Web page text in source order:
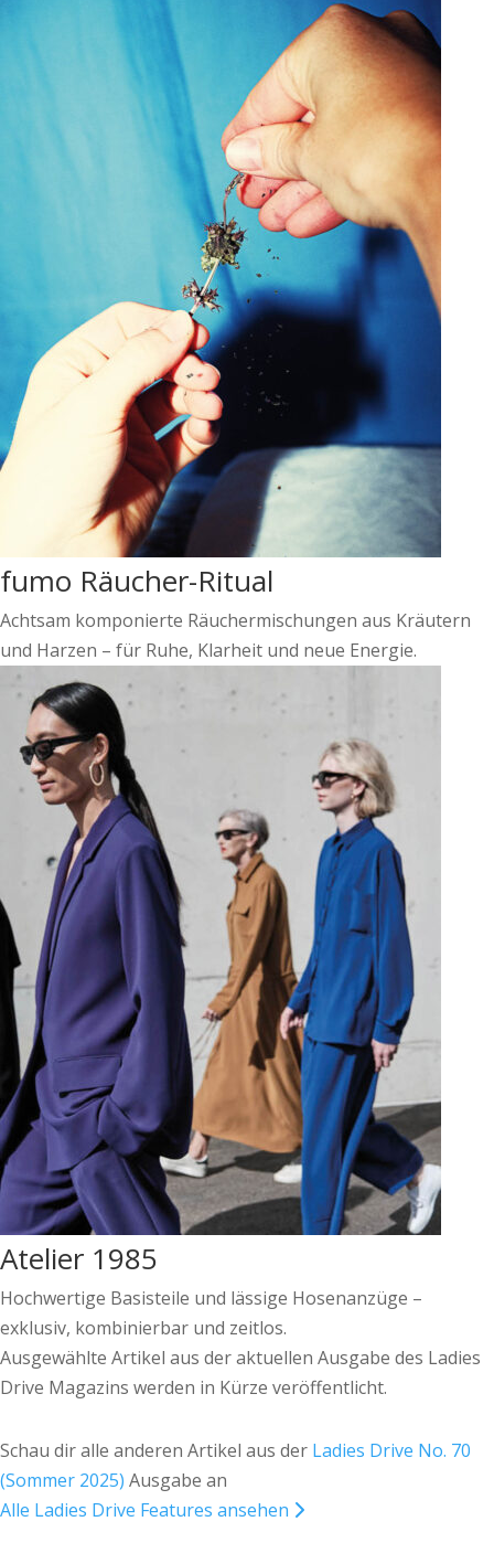
fumo Räucher-Ritual
Achtsam komponierte Räuchermischungen aus Kräutern
und Harzen – für Ruhe, Klarheit und neue Energie.
Atelier 1985
Hochwertige Basisteile und lässige Hosenanzüge –
exklusiv, kombinierbar und zeitlos.
Ausgewählte Artikel aus der aktuellen Ausgabe des Ladies
Drive Magazins werden in Kürze veröffentlicht.
Schau dir alle anderen Artikel aus der Ladies Drive No. 70
(Sommer 2025) Ausgabe an
Alle Ladies Drive Features ansehen